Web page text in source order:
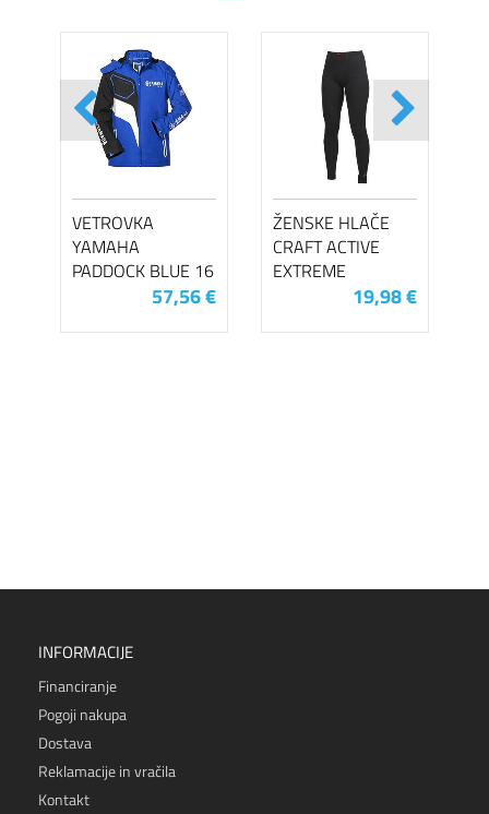
VETROVKA
YAMAHA
PADDOCK BLUE 16
57,56 €
ŽENSKE HLAČE
CRAFT ACTIVE
EXTREME
19,98 €
INFORMACIJE
Financiranje
Pogoji nakupa
Dostava
Reklamacije in vračila
Kontakt